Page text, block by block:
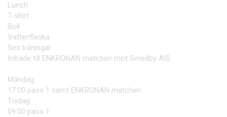
Lunch
T-shirt
Boll
Vattenflaska
Sex träningar
Inträde till ENKRONAN matchen mot Smedby AIS
Måndag.
17:00 pass 1 samt ENKRONAN matchen
Tisdag
09:00 pass 1